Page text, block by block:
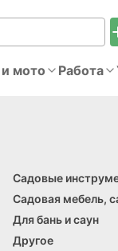
мото Работа
Садовые
Садовая мебель,
Для бань и саун
Другое